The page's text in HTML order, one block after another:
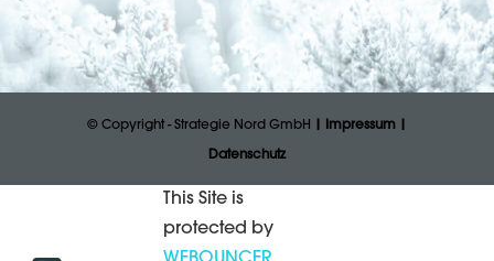
© Copyright - Strategie Nord GmbH | Impressum |
Datenschutz
This Site is
protected by
WEBOUNCER